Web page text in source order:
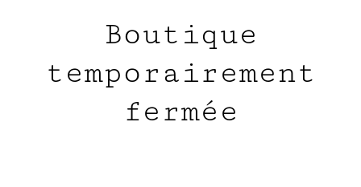
Boutique
temporairement
fermée